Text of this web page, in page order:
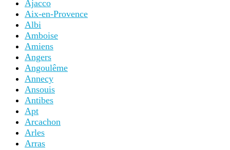
Ajacco
Aix-en-Provence
Albi
Amboise
Amiens
Angers
Angoulême
Annecy
Ansouis
Antibes
Apt
Arcachon
Arles
Arras